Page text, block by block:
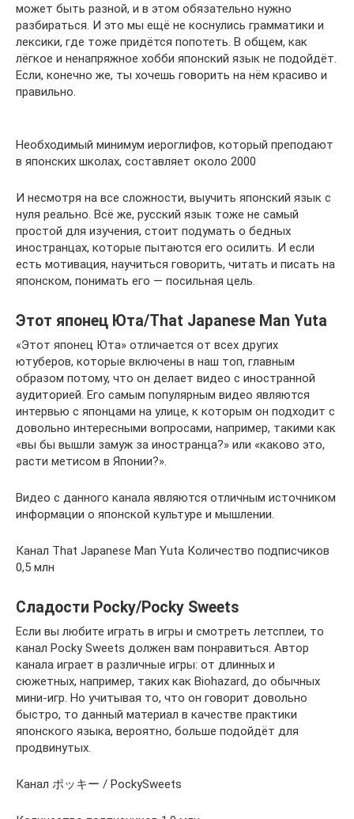
может быть разной, и в этом обязательно нужно
разбираться. И это мы ещё не коснулись грамматики и
лексики, где тоже придётся попотеть. В общем, как
лёгкое и ненапряжное хобби японский язык не подойдёт.
Если, конечно же, ты хочешь говорить на нём красиво и
правильно.
Необходимый минимум иероглифов, который преподают
в японских школах, составляет около 2000
И несмотря на все сложности, выучить японский язык с
нуля реально. Всё же, русский язык тоже не самый
простой для изучения, стоит подумать о бедных
иностранцах, которые пытаются его осилить. И если
есть мотивация, научиться говорить, читать и писать на
японском, понимать его — посильная цель.
Этот японец Юта/That Japanese Man Yuta
«Этот японец Юта» отличается от всех других
ютуберов, которые включены в наш топ, главным
образом потому, что он делает видео с иностранной
аудиторией. Его самым популярным видео являются
интервью с японцами на улице, к которым он подходит с
довольно интересными вопросами, например, такими как
«вы бы вышли замуж за иностранца?» или «каково это,
расти метисом в Японии?».
Видео с данного канала являются отличным источником
информации о японской культуре и мышлении.
Канал That Japanese Man Yuta Количество подписчиков
0,5 млн
Сладости Pocky/Pocky Sweets
Если вы любите играть в игры и смотреть летсплеи, то
канал Pocky Sweets должен вам понравиться. Автор
канала играет в различные игры: от длинных и
сюжетных, например, таких как Biohazard, до обычных
мини-игр. Но учитывая то, что он говорит довольно
быстро, то данный материал в качестве практики
японского языка, вероятно, больше подойдёт для
продвинутых.
Канал ポッキー / PockySweets